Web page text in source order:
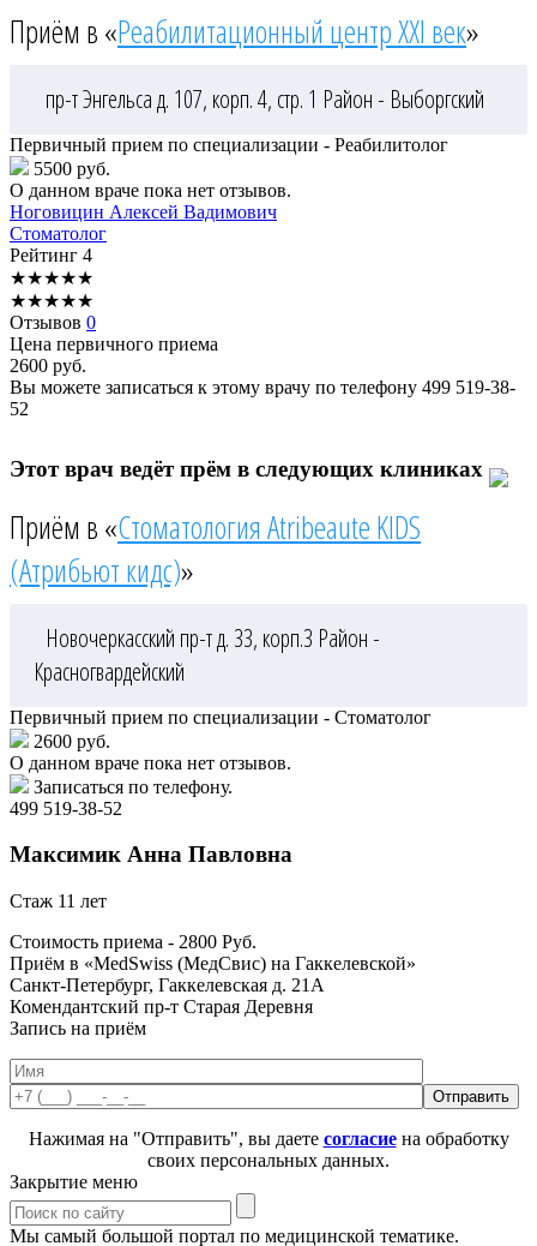
Приём в «Реабилитационный центр XXI век»
пр-т Энгельса д. 107, корп. 4, стр. 1 Район - Выборгский
Первичный прием по специализации - Реабилитолог
5500 руб.
О данном враче пока нет отзывов.
Ноговицин Алексей Вадимович
Стоматолог
Рейтинг 4
★★★★★
★★★★★
Отзывов 0
Цена первичного приема
2600 руб.
Вы можете записаться к этому врачу по телефону 499 519-38-
52
Этот врач ведёт прём в следующих клиниках
Приём в «Стоматология Atribeaute KIDS
(Атрибьют кидс)»
Новочеркасский пр-т д. 33, корп.3 Район -
Красногвардейский
Первичный прием по специализации - Стоматолог
2600 руб.
О данном враче пока нет отзывов.
Записаться по телефону.
499 519-38-52
Максимик Анна Павловна
Стаж 11 лет
Стоимость приема - 2800 Руб.
Приём в «MedSwiss (МедСвис) на Гаккелевской»
Санкт-Петербург, Гаккелевская д. 21А
Комендантский пр-т Старая Деревня
Запись на приём
Нажимая на "Отправить", вы даете согласиена обработку
своих персональных данных.
Закрытие меню
Мы самый большой портал по медицинской тематике.